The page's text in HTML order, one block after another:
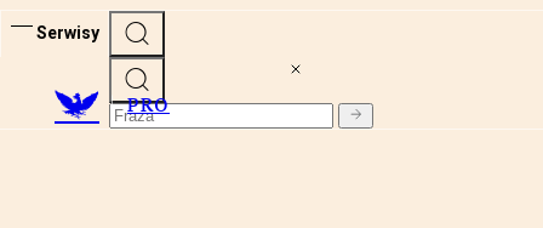
Serwisy
PRO